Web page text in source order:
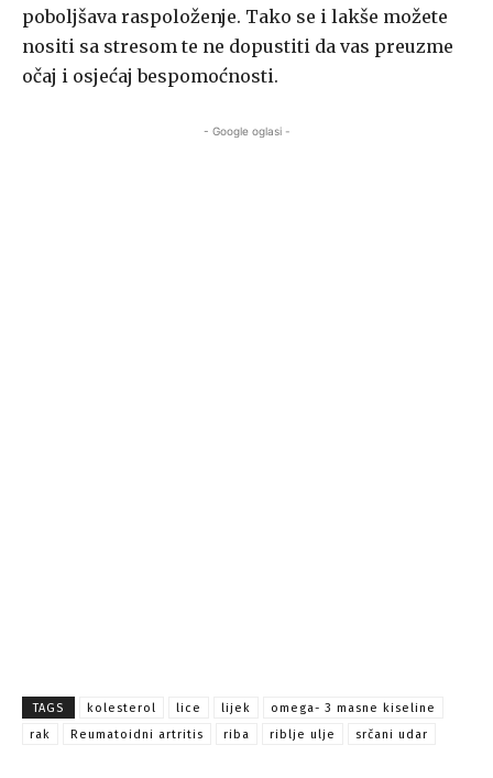
poboljšava raspoloženje. Tako se i lakše možete
nositi sa stresom te ne dopustiti da vas preuzme
očaj i osjećaj bespomoćnosti.
- Google oglasi -
TAGS kolesterol lice lijek
omega- 3 masne kiseline
rak
Reumatoidni artritis riba riblje ulje srčani udar